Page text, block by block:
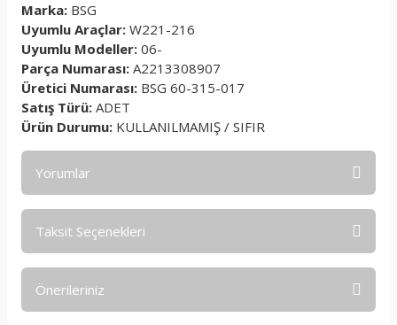
Marka: BSG
Uyumlu Araçlar: W221-216
Uyumlu Modeller: 06-
Parça Numarası: A2213308907
Üretici Numarası: BSG 60-315-017
Satış Türü: ADET
Ürün Durumu: KULLANILMAMIŞ / SIFIR
Yorumlar
Taksit Seçenekleri
Önerileriniz